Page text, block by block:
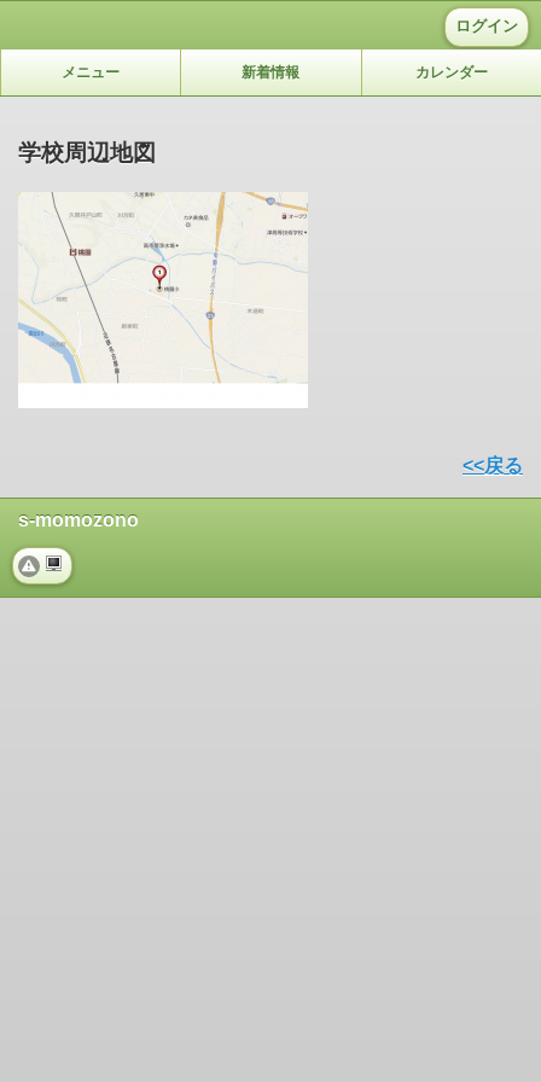
ログイン
メニュー 新着情報 カレンダー
学校周辺地図
<<戻る
s-momozono